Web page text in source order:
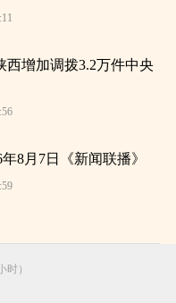
西增加调拨3.2万件中央
8月7日《新闻联播》
时）